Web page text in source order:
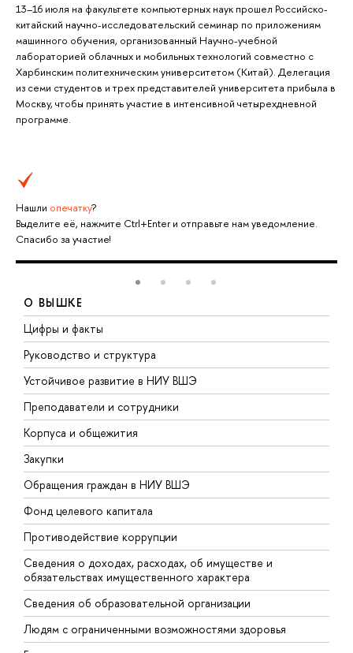
13–16 июля на факультете компьютерных наук прошел Российско-
китайский научно-исследовательский семинар по приложениям
машинного обучения, организованный Научно-учебной
лабораторией облачных и мобильных технологий совместно с
Харбинским политехническим университетом (Китай). Делегация
из семи студентов и трех представителей университета прибыла в
Москву, чтобы принять участие в интенсивной четырехдневной
программе.
Нашли опечатку?
Выделите её, нажмите Ctrl+Enter и отправьте нам уведомление.
Спасибо за участие!
О ВЫШКЕ
Цифры и факты
Руководство и структура
Устойчивое развитие в НИУ ВШЭ
Преподаватели и сотрудники
Корпуса и общежития
Закупки
Обращения граждан в НИУ ВШЭ
Фонд целевого капитала
Противодействие коррупции
Сведения о доходах, расходах, об имуществе и
обязательствах имущественного характера
Сведения об образовательной организации
Людям с ограниченными возможностями здоровья